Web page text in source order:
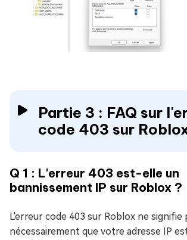
Partie 3 : FAQ sur
code 403 sur
Q 1 : L'erreur 403 est-elle un
bannissement IP sur Roblox ?
L'erreur code 403 sur Roblox ne signifie
nécessairement que votre adresse IP